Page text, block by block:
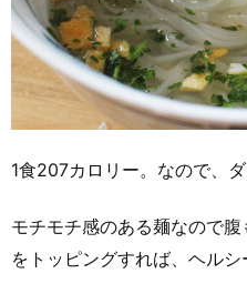
1食207カロリー。なので、
モチモチ感のある麺なので
をトッピングすれば、ヘル